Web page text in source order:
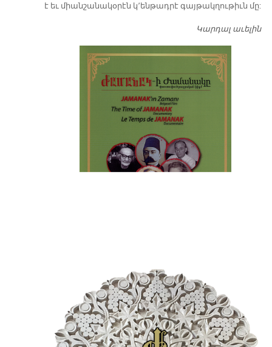
է եւ միանշանակօրէն կ՚ենթադրէ գայթակղութիւն մը:
Կարդալ աւելին